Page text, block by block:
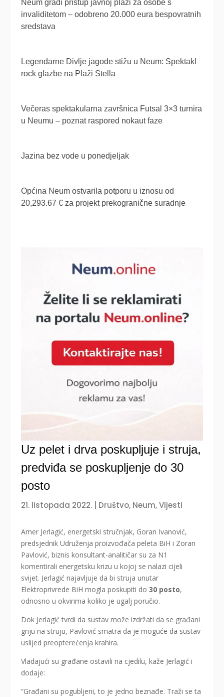
Uz pelet i drva poskupljuje i struja,
predviđa se poskupljenje do 30
posto
21. listopada 2022. Društvo, Neum,Vijesti
Amer Jerlagić, energetski stručnjak, Goran Ivanović,
predsjednik Udruženja proizvođača peleta BiH i Zoran
Pavlović, biznis konsultant-analitičar su za N1
komentirali energetsku krizu u kojoj se nalazi cijeli
svijet. Jerlagić najavljuje da bi struja unutar
Elektroprivrede BiH mogla poskupiti do30 posto,
odnosno u okvirima koliko je ugalj poručio.
Dok Jerlagić tvrdi da sustav može izdržati da se građani
griju na struju, Pavlović smatra da je moguće da sustav
uslijed preopterećenja krahira.
Vladajući su građane ostavili na cjedilu, kaže Jerlagić i
dodaje:
“Građani su pogubljeni, to je jedno beznađe. Traži se ta
Neum gradi pristup javnoj plaži za osobe s
invaliditetom – odobreno 20.000 eura bespovratnih
sredstava
Legendarne Divlje jagode stižu u Neum: Spektakl
rock glazbe na Plaži Stella
Večeras spektakularna završnica Futsal 3×3 turnira
u Neumu – poznat raspored nokaut faze
Jazina bez vode u ponedjeljak
Općina Neum ostvarila potporu u iznosu od
20,293.67 € za projekt prekogranične suradnje